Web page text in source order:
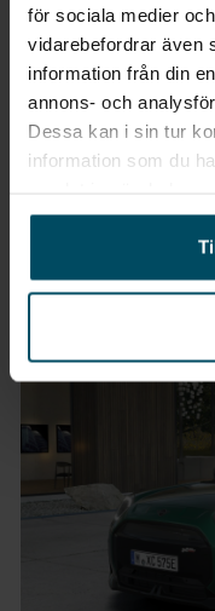
för sociala medier
vidarebefordrar även
information från din
annons- och
Dessa kan i sin tur
information som du
MINI Aceman
E Paket M John
NY 2025 • 0 mil • Elbil
495 600 kr